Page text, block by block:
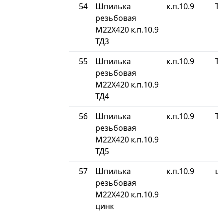
54
Шпилька
резьбовая
М22Х420 к.п.10.9
ТД3
к.п.10.9
55
Шпилька
резьбовая
М22Х420 к.п.10.9
ТД4
к.п.10.9
56
Шпилька
резьбовая
М22Х420 к.п.10.9
ТД5
к.п.10.9
57
Шпилька
резьбовая
М22Х420 к.п.10.9
цинк
к.п.10.9